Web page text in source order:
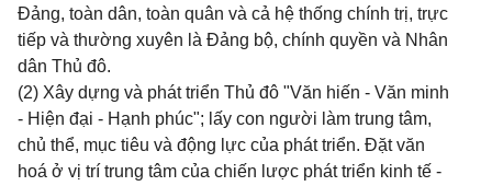
Đảng, toàn dân, toàn quân và cả hệ thống chính trị, trực
tiếp và thường xuyên là Đảng bộ, chính quyền và Nhân
dân Thủ đô.
(2) Xây dựng và phát triển Thủ đô "Văn hiến - Văn minh
- Hiện đại - Hạnh phúc"; lấy con người làm trung tâm,
chủ thể, mục tiêu và động lực của phát triển. Đặt văn
hoá ở vị trí trung tâm của chiến lược phát triển kinh tế -